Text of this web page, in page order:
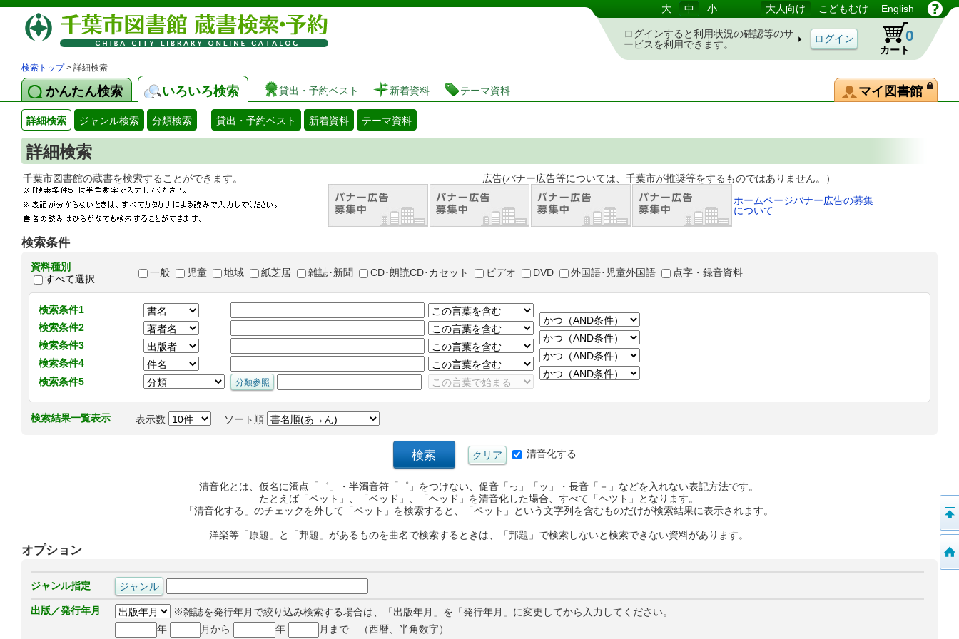
図書館 蔵書検索・予約システム 大 中 小 大人向け こどもむけ English
ログインすると利用状況の確認等のサ
ービスを利用できます。
カート
0
検索トップ> 詳細検索
かんたん検索 いろいろ検索 貸出・予約ベスト 新着資料 テーマ資料 マイ図書館
詳細検索 ジャンル検索 分類検索 貸出・予約ベスト 新着資料 テーマ資料
詳細検索
千葉市図書館の蔵書を検索することができます。 広告(バナー広告等については、千葉市が推奨等をするものではありません。）
ホームページバナー広告の募集
について
検索条件
資料種別
すべて選択
一般 児童 地域 紙芝居 雑誌･新聞 CD･朗読CD･カセット ビデオ DVD 外国語･児童外国語 点字・録音資料
検索条件1
検索条件2
検索条件3
検索条件4
検索条件5
検索結果一覧表示 表示数 ソート順
清音化する
清音化とは、仮名に濁点「゛」・半濁音符「゜」をつけない、促音「っ」「ッ」・長音「－」などを入れない表記方法です。
たとえば「ペット」、「ベッド」、「ヘッド」を清音化した場合、すべて「ヘツト」となります。
「清音化する」のチェックを外して「ペット」を検索すると、「ペット」という文字列を含むものだけが検索結果に表示されます。
洋楽等「原題」と「邦題」があるものを曲名で検索するときは、「邦題」で検索しないと検索できない資料があります。
オプション
ジャンル指定
出版／発行年月
※雑誌を発行年月で絞り込み検索する場合は、「出版年月」を「発行年月」に変更してから入力してください。
年
月から 年 月まで （西暦、半角数字）